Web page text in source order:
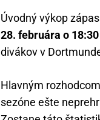
Úvodný výkop
28. februára o
divákov v
Hlavným
sezóne ešte